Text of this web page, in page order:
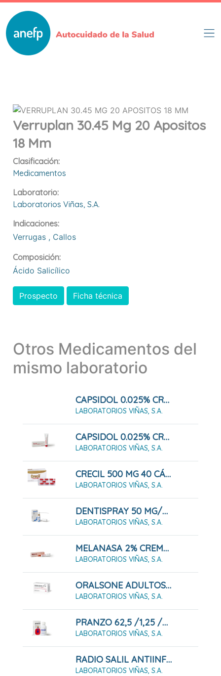
contenido
principal
Verruplan 30.45 Mg 20 Apositos
18 Mm
Clasificación:
Medicamentos
Laboratorio:
Laboratorios Viñas, S.a.
Indicaciones:
Verrugas , Callos
Composición:
Ácido Salicílico
Prospecto Ficha técnica
Otros Medicamentos del
mismo laboratorio
CAPSIDOL 0.025% CREMA 30 G
LABORATORIOS VIÑAS, S.A.
CAPSIDOL 0.025% CREMA 60 G
LABORATORIOS VIÑAS, S.A.
CRECIL 500 MG 40 CÁPSULAS
LABORATORIOS VIÑAS, S.A.
DENTISPRAY 50 MG/ML SOLUCIÓN DENTAL 5 ML
LABORATORIOS VIÑAS, S.A.
MELANASA 2% CREMA 15 G
LABORATORIOS VIÑAS, S.A.
ORALSONE ADULTOS 2.5 MG 12 COMPRIMIDOS PARA CHUPAR
LABORATORIOS VIÑAS, S.A.
PRANZO 62,5 /1,25 /0,5 MG/ML SOLUCIÓN ORAL , 200 ML
LABORATORIOS VIÑAS, S.A.
RADIO SALIL ANTIINFLAMATORIO CREMA 30 G
LABORATORIOS VIÑAS, S.A.